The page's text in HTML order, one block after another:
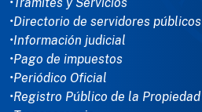
•Directorio de servidores públicos
•Información judicial
•Pago de impuestos
•Periódico Oficial
•Registro Público de la Propiedad